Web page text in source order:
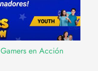
en Acción